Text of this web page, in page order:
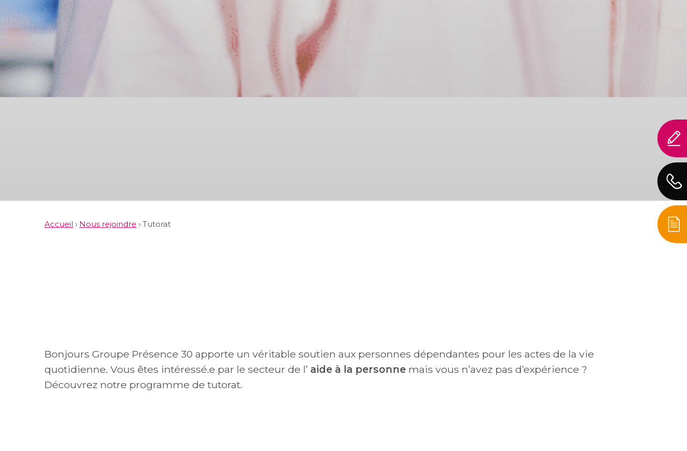
Accueil › Nous rejoindre › Tutorat
Bonjours Groupe Présence 30 apporte un véritable soutien aux personnes dépendantes pour les actes de la vie
quotidienne. Vous êtes intéressé.e par le secteur de l’ aide à la personne mais vous n’avez pas d’expérience ?
Découvrez notre programme de tutorat.